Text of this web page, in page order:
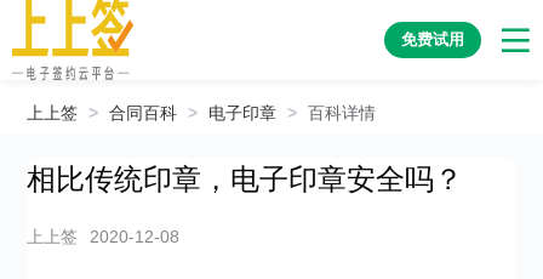
免费试用
上上签 > 合同百科 > 电子印章 > 百科详情
相比传统印章，电子印章安全吗？
上上签 2020-12-08